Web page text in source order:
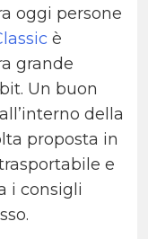
oggi persone
è
grande
Un buon
della
proposta in
e
i consigli